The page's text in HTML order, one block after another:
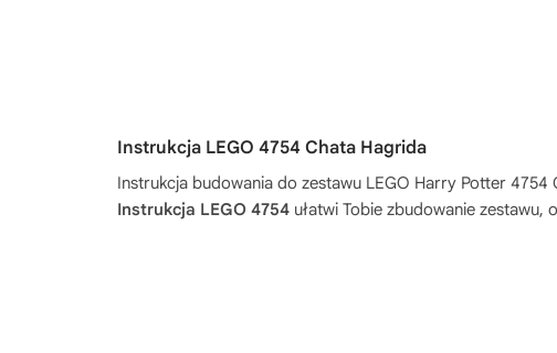
Instrukcja LEGO 4754 Chata Hagrida
Instrukcja budowania do zestawu LEGO Harry Potter 4754
Instrukcja LEGO 4754 ułatwi Tobie zbudowanie